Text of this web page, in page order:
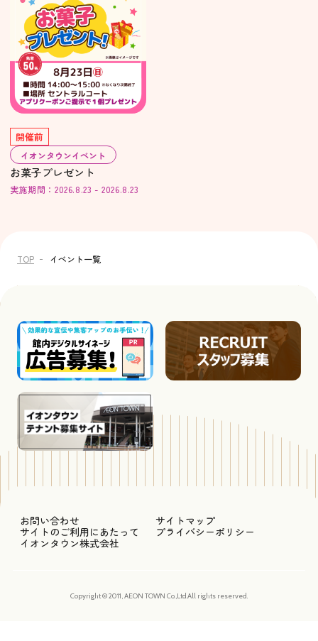
開催前
イオンタウンイベント
お菓子プレゼント
実施期間：2026.8.23 - 2026.8.23
TOP イベント一覧
お問い合わせ
サイトマップ
サイトのご利用にあたって
プライバシーポリシー
イオンタウン株式会社
Copyright © 2011, AEON TOWN Co.,Ltd.All rights reserved.